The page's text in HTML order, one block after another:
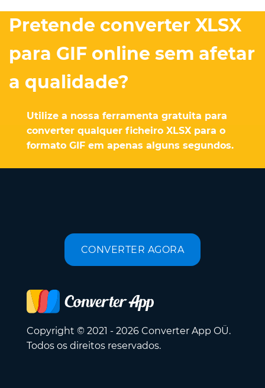
Pretende converter XLSX
para GIF online sem afetar
a qualidade?
Utilize a nossa ferramenta gratuita para
converter qualquer ficheiro XLSX para o
formato GIF em apenas alguns segundos.
CONVERTER AGORA
Copyright © 2021 - 2026 Converter App OÜ.
Todos os direitos reservados.